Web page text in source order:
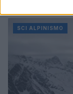
SCI ALPINISMO